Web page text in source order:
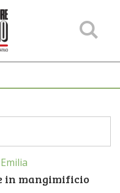
in mangimificio